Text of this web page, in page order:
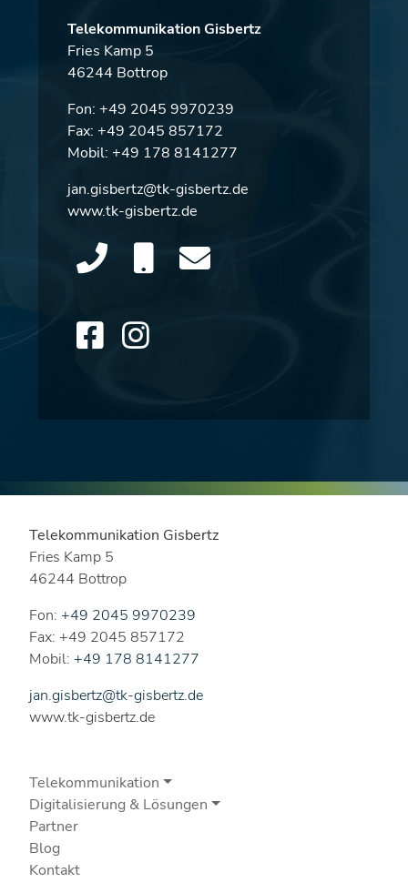
Telekommunikation Gisbertz
Fries Kamp 5
46244 Bottrop
Fon: +49 2045 9970239
Fax: +49 2045 857172
Mobil: +49 178 8141277
jan.gisbertz@tk-gisbertz.de
www.tk-gisbertz.de
Telekommunikation Gisbertz
Fries Kamp 5
46244 Bottrop
Fon: +49 2045 9970239
Fax: +49 2045 857172
Mobil: +49 178 8141277
jan.gisbertz@tk-gisbertz.de
www.tk-gisbertz.de
Telekommunikation
Digitalisierung & Lösungen
Partner
Blog
Kontakt